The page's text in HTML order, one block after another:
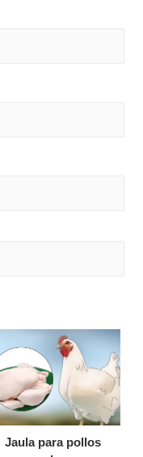
Jaula para pollos